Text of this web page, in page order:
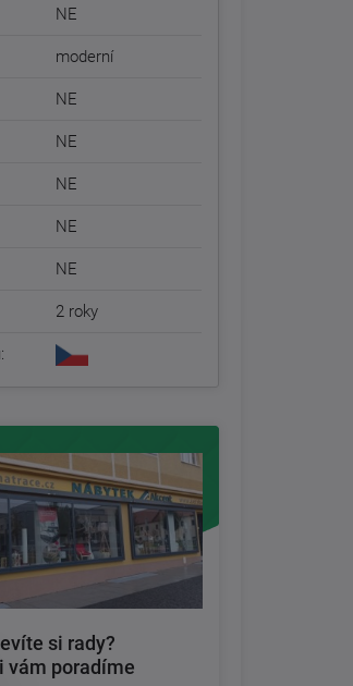
NE
moderní
NE
NE
NE
NE
NE
2 roky
si rady?
vám poradíme